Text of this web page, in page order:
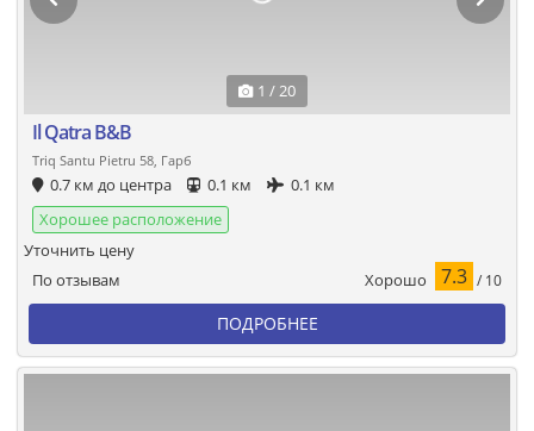
1 / 20
Il Qatra B&B
Triq Santu Pietru 58, Гарб
0.7 км до центра 0.1 км
0.1 км
Хорошее расположение
По отзывам Хорошо 7.3 / 10
Уточнить цену
ПОДРОБНЕЕ